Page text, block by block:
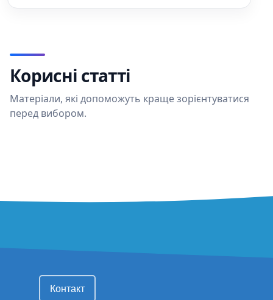
Корисні статті
Матеріали, які допоможуть краще зорієнтуватися
перед вибором.
FOOTER MENU
Контакт